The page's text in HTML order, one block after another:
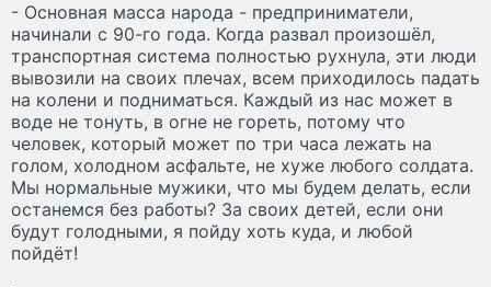
- Основная масса народа - предприниматели,
начинали с 90-го года. Когда развал произошёл,
транспортная система полностью рухнула, эти люди
вывозили на своих плечах, всем приходилось падать
на колени и подниматься. Каждый из нас может в
воде не тонуть, в огне не гореть, потому что
человек, который может по три часа лежать на
голом, холодном асфальте, не хуже любого солдата.
Мы нормальные мужики, что мы будем делать, если
останемся без работы? За своих детей, если они
будут голодными, я пойду хоть куда, и любой
пойдёт!